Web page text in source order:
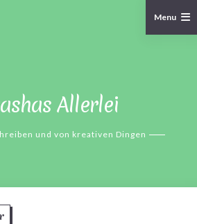
Allerlei
und von kreativen Dingen
Menu